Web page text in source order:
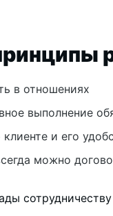
в отношениях
выполнение
клиенте и его
можно